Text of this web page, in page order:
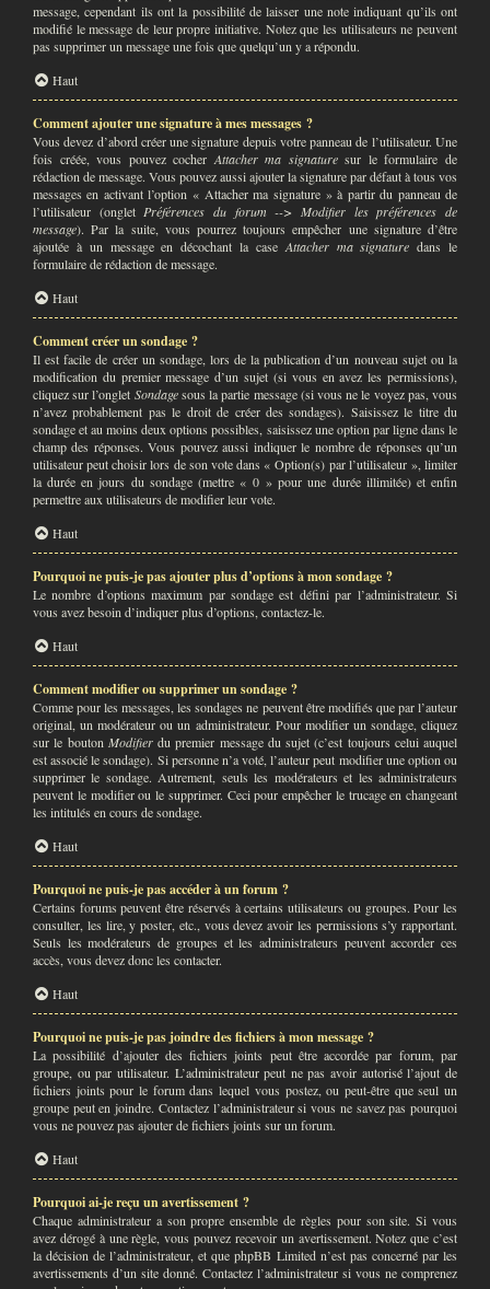
message, cependant ils ont la possibilité de laisser une note indiquant qu’ils ont
modifié le message de leur propre initiative. Notez que les utilisateurs ne peuvent
pas supprimer un message une fois que quelqu’un y a répondu.
Haut
Comment ajouter une signature à mes messages ?
Vous devez d’abord créer une signature depuis votre panneau de l’utilisateur. Une
fois créée, vous pouvez cocher Attacher ma signaturesur le formulaire de
rédaction de message. Vous pouvez aussi ajouter la signature par défaut à tous vos
messages en activant l’option « Attacher ma signature » à partir du panneau de
l’utilisateur (onglet Préférences du forum --> Modifier les préférences de
message). Par la suite, vous pourrez toujours empêcher une signature d’être
ajoutée à un message en décochant la case Attacher ma signature dans le
formulaire de rédaction de message.
Haut
Comment créer un sondage ?
Il est facile de créer un sondage, lors de la publication d’un nouveau sujet ou la
modification du premier message d’un sujet (si vous en avez les permissions),
cliquez sur l’onglet Sondagesous la partie message (si vous ne le voyez pas, vous
n’avez probablement pas le droit de créer des sondages). Saisissez le titre du
sondage et au moins deux options possibles, saisissez une option par ligne dans le
champ des réponses. Vous pouvez aussi indiquer le nombre de réponses qu’un
utilisateur peut choisir lors de son vote dans « Option(s) par l’utilisateur », limiter
la durée en jours du sondage (mettre « 0 » pour une durée illimitée) et enfin
permettre aux utilisateurs de modifier leur vote.
Haut
Pourquoi ne puis-je pas ajouter plus d’options à mon sondage ?
Le nombre d’options maximum par sondage est défini par l’administrateur. Si
vous avez besoin d’indiquer plus d’options, contactez-le.
Haut
Comment modifier ou supprimer un sondage ?
Comme pour les messages, les sondages ne peuvent être modifiés que par l’auteur
original, un modérateur ou un administrateur. Pour modifier un sondage, cliquez
sur le bouton Modifierdu premier message du sujet (c’est toujours celui auquel
est associé le sondage). Si personne n’a voté, l’auteur peut modifier une option ou
supprimer le sondage. Autrement, seuls les modérateurs et les administrateurs
peuvent le modifier ou le supprimer. Ceci pour empêcher le trucage en changeant
les intitulés en cours de sondage.
Haut
Pourquoi ne puis-je pas accéder à un forum ?
Certains forums peuvent être réservés à certains utilisateurs ou groupes. Pour les
consulter, les lire, y poster, etc., vous devez avoir les permissions s’y rapportant.
Seuls les modérateurs de groupes et les administrateurs peuvent accorder ces
accès, vous devez donc les contacter.
Haut
Pourquoi ne puis-je pas joindre des fichiers à mon message ?
La possibilité d’ajouter des fichiers joints peut être accordée par forum, par
groupe, ou par utilisateur. L’administrateur peut ne pas avoir autorisé l’ajout de
fichiers joints pour le forum dans lequel vous postez, ou peut-être que seul un
groupe peut en joindre. Contactez l’administrateur si vous ne savez pas pourquoi
vous ne pouvez pas ajouter de fichiers joints sur un forum.
Haut
Pourquoi ai-je reçu un avertissement ?
Chaque administrateur a son propre ensemble de règles pour son site. Si vous
avez dérogé à une règle, vous pouvez recevoir un avertissement. Notez que c’est
la décision de l’administrateur, et que phpBB Limited n’est pas concerné par les
avertissements d’un site donné. Contactez l’administrateur si vous ne comprenez